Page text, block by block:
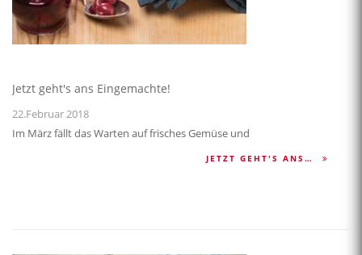
Jetzt geht's ans Eingemachte!
22.Februar 2018
Im März fällt das Warten auf frisches Gemüse und
JETZT GEHT'S ANS…